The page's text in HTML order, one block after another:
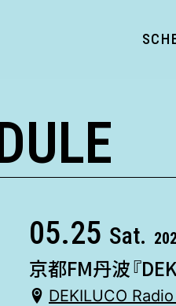
05.25 Sat.
京都FM丹波『
DEKILUCO